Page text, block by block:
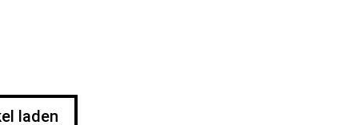
laden